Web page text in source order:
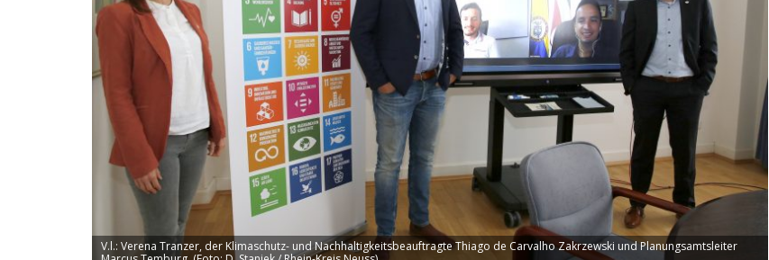
V.l.: Verena Tranzer, der Klimaschutz- und Nachhaltigkeitsbeauftragte Thiago de Carvalho Zakrzewski und Planungsamtsleiter